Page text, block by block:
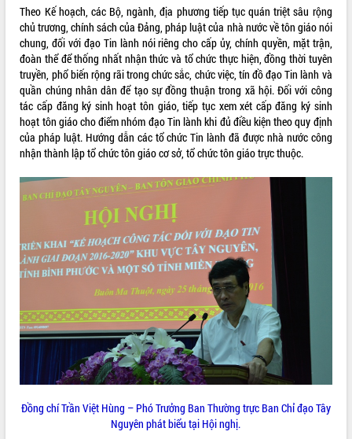
Không có file video nào để phát.
ALBUM ẢNH
LIÊN KẾT WEB
THỐNG KÊ TRUY CẬP
Tất cả: 66003243
Theo Kế hoạch, các Bộ, ngành, địa phương tiếp tục quán triệt sâu rộng
chủ trương, chính sách của Đảng, pháp luật của nhà nước về tôn giáo nói
chung, đối với đạo Tin lành nói riêng cho cấp ủy, chính quyền, mặt trận,
đoàn thể để thống nhất nhận thức và tổ chức thực hiện, đồng thời tuyên
truyền, phổ biến rộng rãi trong chức sắc, chức việc, tín đồ đạo Tin lành và
quần chúng nhân dân để tạo sự đồng thuận trong xã hội. Đối với công
tác cấp đăng ký sinh hoạt tôn giáo, tiếp tục xem xét cấp đăng ký sinh
hoạt tôn giáo cho điểm nhóm đạo Tin lành khi đủ điều kiện theo quy định
của pháp luật. Hướng dẫn các tổ chức Tin lành đã được nhà nước công
nhận thành lập tổ chức tôn giáo cơ sở, tổ chức tôn giáo trực thuộc.
Đồng chí Trần Việt Hùng – Phó Trưởng Ban Thường trực Ban Chỉ đạo Tây
Nguyên phát biểu tại Hội nghị.